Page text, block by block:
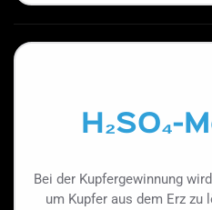
H₂SO₄-
Bei der Kupfergewinnung
um Kupfer aus dem Erz zu